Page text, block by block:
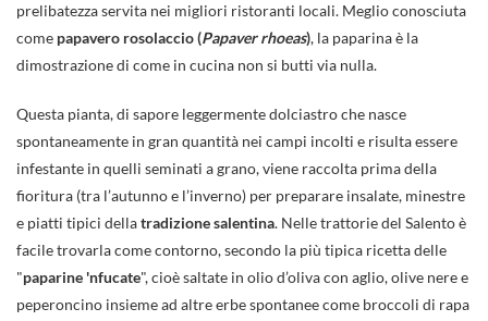
prelibatezza servita nei migliori ristoranti locali. Meglio conosciuta
come papavero rosolaccio (Papaver rhoeas), la paparina è la
dimostrazione di come in cucina non si butti via nulla.
Questa pianta, di sapore leggermente dolciastro che nasce
spontaneamente in gran quantità nei campi incolti e risulta essere
infestante in quelli seminati a grano, viene raccolta prima della
fioritura (tra l’autunno e l’inverno) per preparare insalate, minestre
e piatti tipici dellatradizione salentina. Nelle trattorie del Salento è
facile trovarla come contorno, secondo la più tipica ricetta delle
"paparine 'nfucate", cioè saltate in olio d’oliva con aglio, olive nere e
peperoncino insieme ad altre erbe spontanee come broccoli di rapa